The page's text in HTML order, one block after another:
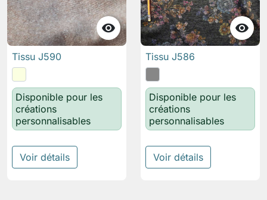

Tissu J590
Disponible pour les
créations
personnalisables
Voir détails

Tissu J586
Disponible pour les
créations
personnalisables
Voir détails